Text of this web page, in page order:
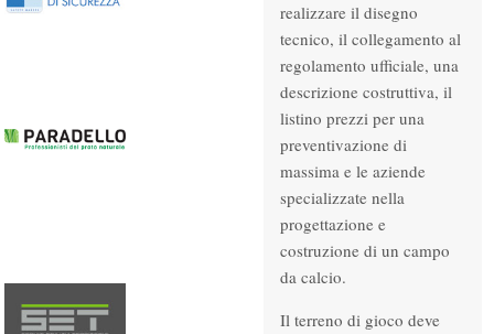
realizzare il disegno
tecnico, il collegamento al
regolamento ufficiale, una
descrizione costruttiva, il
listino prezzi per una
preventivazione di
massima e le aziende
specializzate nella
progettazione e
costruzione di un campo
da calcio.
Il terreno di gioco deve